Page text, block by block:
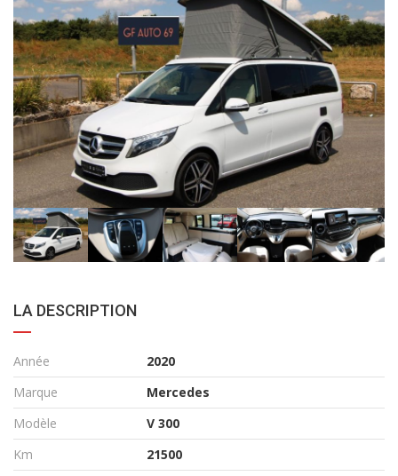
LA DESCRIPTION
Année
2020
Marque
Mercedes
Modèle
V 300
Km
21500